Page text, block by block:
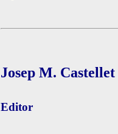
Josep M. Castellet
Editor